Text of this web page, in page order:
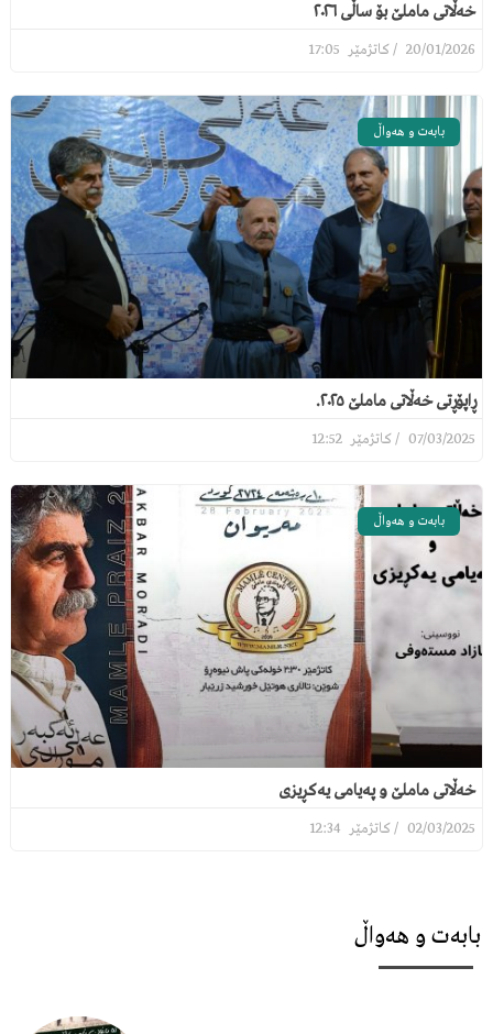
خەڵاتی ماملێ بۆ ساڵی ٢٠٢٦
20/01/2026
بابەت و هەواڵ
ڕاپۆڕتی خەڵاتی ماملێ ٢٠٢٥.
07/03/2025
بابەت و هەواڵ
خەڵاتی ماملێ و پەیامی یەکڕیزی
02/03/2025
بابەت و هەواڵ